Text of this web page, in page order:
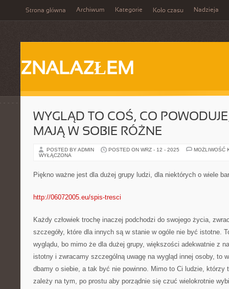
Strona główna Archiwum Kategorie Koło czasu Nadzieja
ZNALAZŁEM
WYGLĄD TO COŚ, CO
MAJĄ W SOBIE RÓŻNE
POSTED BY ADMIN POSTED ON WRZ - 12 - 2025
MOŻLIWOŚĆ
WYŁĄCZONA
Piękno ważne jest dla dużej grupy ludzi, dla niektórych o wiele
http://06072005.eu/spis-tresci
Każdy człowiek trochę inaczej podchodzi do swojego życia,
szczegóły, które dla innych są w stanie w ogóle nie być istotne.
wyglądu, bo mimo że dla dużej grupy, większości adekwatnie z
istotny i zwracamy szczególną uwagę na wygląd innej osoby, to
dbamy o siebie, a tak być nie powinno. Mimo to Ci ludzie, którzy
zależy na tym, po prostu aby porządnie się czuć wielokrotnie